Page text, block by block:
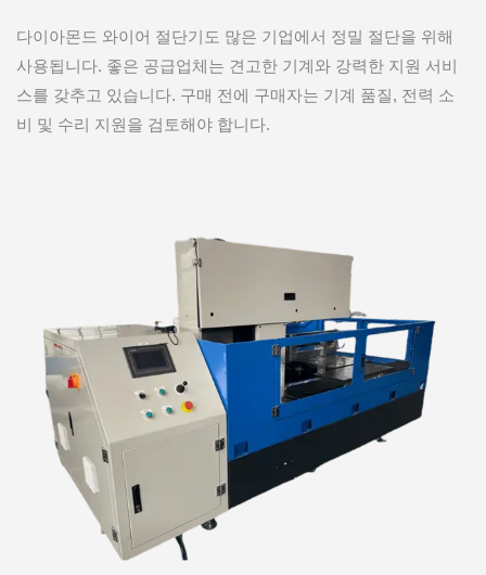
다이아몬드 와이어 절단기도 많은 기업에서 정밀 절단을 위해
사용됩니다. 좋은 공급업체는 견고한 기계와 강력한 지원 서비
스를 갖추고 있습니다. 구매 전에 구매자는 기계 품질, 전력 소
비 및 수리 지원을 검토해야 합니다.